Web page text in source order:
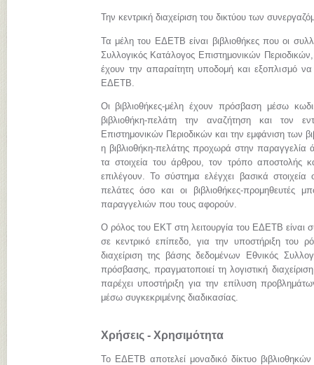
Την κεντρική διαχείριση του δικτύου των
Τα μέλη του ΕΔΕΤΒ είναι βιβλιοθήκες που οι
Συλλογικός Κατάλογος Επιστημονικών
έχουν την απαραίτητη υποδομή και εξοπλισμό
ΕΔΕΤΒ.
Οι βιβλιοθήκες-μέλη έχουν πρόσβαση μέσω
βιβλιοθήκη-πελάτη την αναζήτηση και τον
Επιστημονικών Περιοδικών και την εμφάνιση των
η βιβλιοθήκη-πελάτης προχωρά στην παραγγελία
τα στοιχεία του άρθρου, τον τρόπο αποστολής
επιλέγουν. Το σύστημα ελέγχει βασικά
πελάτες όσο και οι βιβλιοθήκες-
παραγγελιών που τους αφορούν.
Ο ρόλος του ΕΚΤ στη λειτουργία του ΕΔΕΤΒ είναι
σε κεντρικό επίπεδο, για την υποστήριξη του
διαχείριση της βάσης δεδομένων Εθνικός
πρόσβασης, πραγματοποιεί τη λογιστική
παρέχει υποστήριξη για την επίλυση
μέσω συγκεκριμένης διαδικασίας.
Χρήσεις - Χρησιμότητα
Το ΕΔΕΤΒ αποτελεί μοναδικό δίκτυο